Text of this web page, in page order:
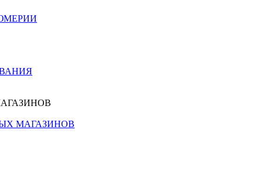
МАГАЗИНОВ